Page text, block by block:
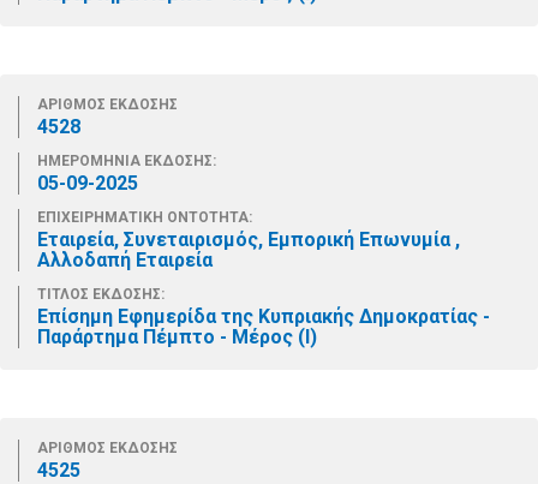
ΑΡΙΘΜΟΣ ΕΚΔΟΣΗΣ
4528
ΗΜΕΡΟΜΗΝΙΑ ΕΚΔΟΣΗΣ:
05-09-2025
ΕΠΙΧΕΙΡΗΜΑΤΙΚΗ ΟΝΤΟΤΗΤΑ:
Εταιρεία, Συνεταιρισμός, Εμπορική Επωνυμία ,
Αλλοδαπή Εταιρεία
ΤΙΤΛΟΣ ΕΚΔΟΣΗΣ:
Επίσημη Εφημερίδα της Κυπριακής Δημοκρατίας -
Παράρτημα Πέμπτο - Μέρος (Ι)
ΑΡΙΘΜΟΣ ΕΚΔΟΣΗΣ
4525